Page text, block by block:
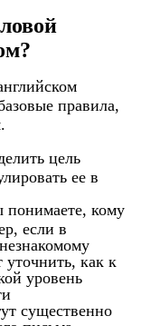
правила,
цель
ее в
понимаете, кому
если в
как к
уровень
существенно